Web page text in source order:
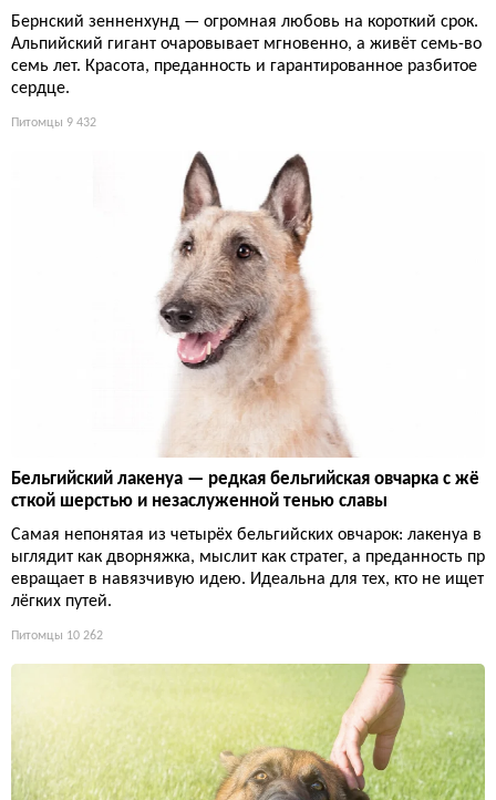
Бернский зенненхунд — огромная любовь на короткий срок.
Альпийский гигант очаровывает мгновенно, а живёт семь-во
семь лет. Красота, преданность и гарантированное разбитое
сердце.
Питомцы 9 432
Бельгийский лакенуа — редкая бельгийская овчарка с жё
сткой шерстью и незаслуженной тенью славы
Самая непонятая из четырёх бельгийских овчарок: лакенуа в
ыглядит как дворняжка, мыслит как стратег, а преданность пр
евращает в навязчивую идею. Идеальна для тех, кто не ищет
лёгких путей.
Питомцы 10 262